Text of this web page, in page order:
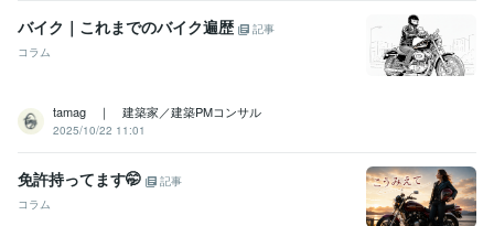
バイク｜これまでのバイク遍歴
記事
コラム
tamag ｜ 建築家／建築PMコンサル
2025/10/22 11:01
免許持ってます🤭
記事
コラム